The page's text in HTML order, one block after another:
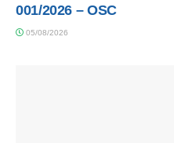
001/2026 – OSC
05/08/2026